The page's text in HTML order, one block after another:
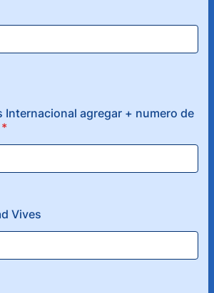
Internacional agregar + numero de
*
Vives